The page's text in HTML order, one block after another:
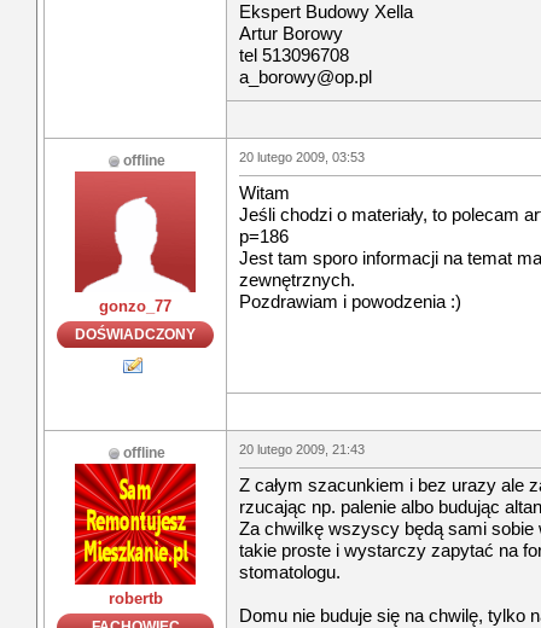
Ekspert Budowy Xella
Artur Borowy
tel 513096708
a_borowy@op.pl
offline
gonzo_77
DOŚWIADCZONY
20 lutego 2009, 03:53
Witam
Jeśli chodzi o materiały, to polecam
p=186
Jest tam sporo informacji na temat
zewnętrznych.
Pozdrawiam i powodzenia :)
offline
robertb
20 lutego 2009, 21:43
Z całym szacunkiem i bez urazy ale
rzucając np. palenie albo budując
Za chwilkę wszyscy będą sami
takie proste i wystarczy zapytać na
stomatologu.
Domu nie buduje się na chwilę, tylko